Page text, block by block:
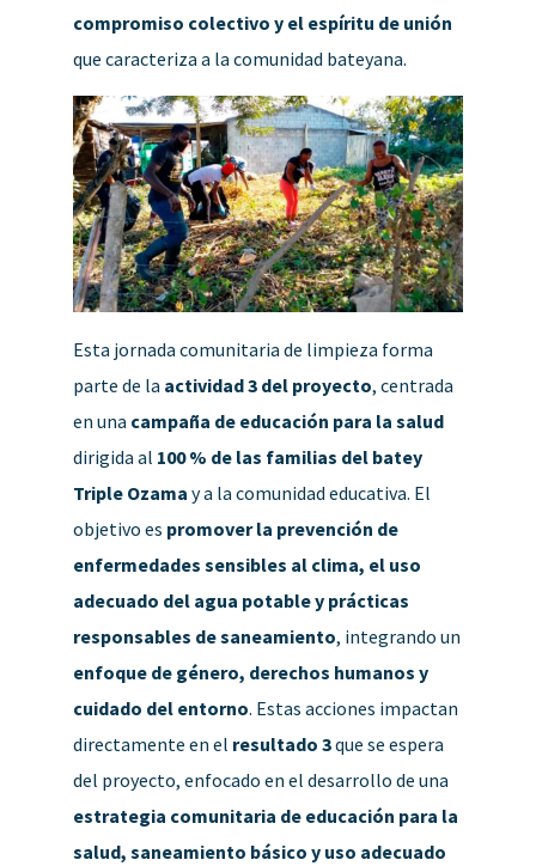
compromiso colectivo y el espíritu de unión
que caracteriza a la comunidad bateyana.
Esta jornada comunitaria de limpieza forma
parte de la actividad 3 del proyecto, centrada
en una campaña de educación para la salud
dirigida al 100 % de las familias del batey
Triple Ozama y a la comunidad educativa. El
objetivo es promover la prevención de
enfermedades sensibles al clima, el uso
adecuado del agua potable y prácticas
responsables de saneamiento, integrando un
enfoque de género, derechos humanos y
cuidado del entorno. Estas acciones impactan
directamente en el resultado 3que se espera
del proyecto, enfocado en el desarrollo de una
estrategia comunitaria de educación para la
salud, saneamiento básico y uso adecuado